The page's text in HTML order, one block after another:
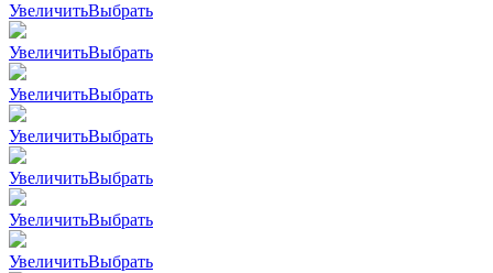
УвеличитьВыбрать
УвеличитьВыбрать
УвеличитьВыбрать
УвеличитьВыбрать
УвеличитьВыбрать
УвеличитьВыбрать
УвеличитьВыбрать